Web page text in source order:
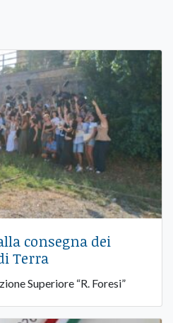
consegna dei
Terra
Superiore “R. Foresi”